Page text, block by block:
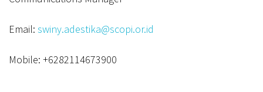
Email: swiny.adestika@scopi.or.id
Mobile: +6282114673900